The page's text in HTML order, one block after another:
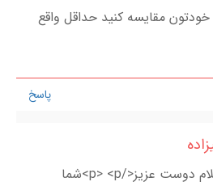
مقایسه کنید حداقل واقع
پاسخ
<p>با سلام دوست عزیز</p> <p>شما